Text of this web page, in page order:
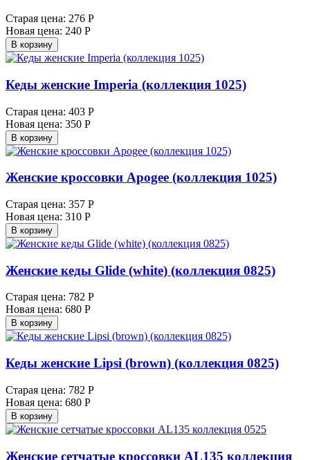
Старая цена: 276 Р
Новая цена: 240 Р
В корзину
Кеды женские Imperia (коллекция 1025)
Старая цена: 403 Р
Новая цена: 350 Р
В корзину
Женские кроссовки Apogee (коллекция 1025)
Старая цена: 357 Р
Новая цена: 310 Р
В корзину
Женские кеды Glide (white) (коллекция 0825)
Старая цена: 782 Р
Новая цена: 680 Р
В корзину
Кеды женские Lipsi (brown) (коллекция 0825)
Старая цена: 782 Р
Новая цена: 680 Р
В корзину
Женские сетчатые кроссовки AL135 коллекция